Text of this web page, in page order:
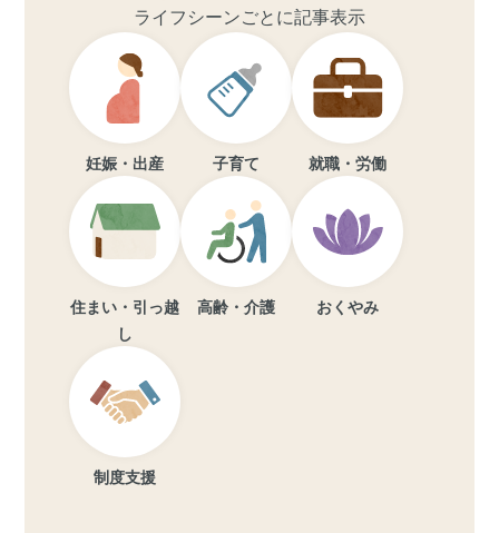
ライフシーンごとに記事表示
妊娠・出産 子育て 就職・労働
住まい・引っ越
し
高齢・介護 おくやみ
制度支援